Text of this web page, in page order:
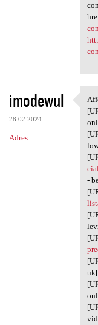
imodewul
28.02.2024
Adres
-